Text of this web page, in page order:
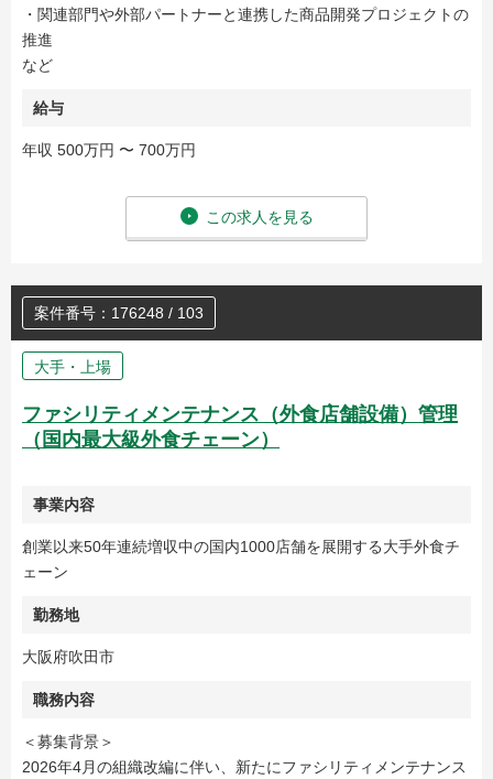
・関連部門や外部パートナーと連携した商品開発プロジェクトの
推進
など
給与
年収 500万円 〜 700万円
この求人を見る
案件番号：176248 / 103
大手・上場
ファシリティメンテナンス（外食店舗設備）管理
（国内最大級外食チェーン）
事業内容
創業以来50年連続増収中の国内1000店舗を展開する大手外食チ
ェーン
勤務地
大阪府吹田市
職務内容
＜募集背景＞
2026年4月の組織改編に伴い、新たにファシリティメンテナンス